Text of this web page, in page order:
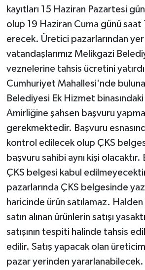
kayıtları 15 Haziran Pazartesi
olup 19 Haziran Cuma günü
erecek. Üretici pazarlarından yer
vatandaşlarımız Melikgazi
veznelerine tahsis ücretini
Cumhuriyet Mahallesi'nde
Belediyesi Ek Hizmet binasındaki
Amirliğine şahsen başvuru
gerekmektedir. Başvuru
kontrol edilecek olup ÇKS
başvuru sahibi aynı kişi
ÇKS belgesi kabul
pazarlarında ÇKS belgesinde
haricinde ürün satılamaz.
satın alınan ürünlerin satışı
satışının tespiti halinde tahsis
edilir. Satış yapacak olan
pazar yerinden yararlanabilecek.